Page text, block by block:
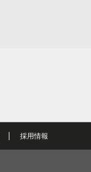
採用情報